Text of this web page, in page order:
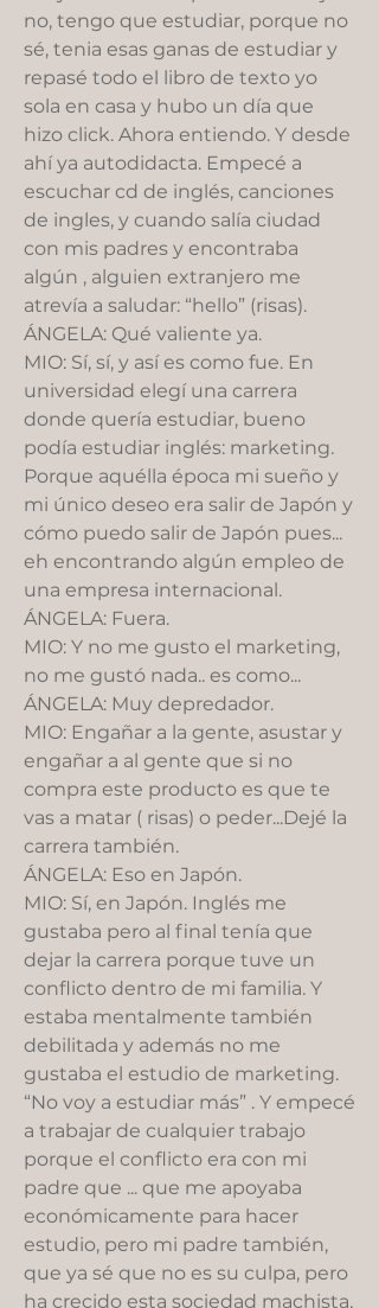
no, tengo que estudiar, porque no
sé, tenia esas ganas de estudiar y
repasé todo el libro de texto yo
sola en casa y hubo un día que
hizo click. Ahora entiendo. Y desde
ahí ya autodidacta. Empecé a
escuchar cd de inglés, canciones
de ingles, y cuando salía ciudad
con mis padres y encontraba
algún , alguien extranjero me
atrevía a saludar: “hello” (risas).
ÁNGELA: Qué valiente ya.
MIO: Sí, sí, y así es como fue. En
universidad elegí una carrera
donde quería estudiar, bueno
podía estudiar inglés: marketing.
Porque aquélla época mi sueño y
mi único deseo era salir de Japón y
cómo puedo salir de Japón pues...
eh encontrando algún empleo de
una empresa internacional.
ÁNGELA: Fuera.
MIO: Y no me gusto el marketing,
no me gustó nada.. es como...
ÁNGELA: Muy depredador.
MIO: Engañar a la gente, asustar y
engañar a al gente que si no
compra este producto es que te
vas a matar ( risas) o peder...Dejé la
carrera también.
ÁNGELA: Eso en Japón.
MIO: Sí, en Japón. Inglés me
gustaba pero al final tenía que
dejar la carrera porque tuve un
conflicto dentro de mi familia. Y
estaba mentalmente también
debilitada y además no me
gustaba el estudio de marketing.
“No voy a estudiar más” . Y empecé
a trabajar de cualquier trabajo
porque el conflicto era con mi
padre que ... que me apoyaba
económicamente para hacer
estudio, pero mi padre también,
que ya sé que no es su culpa, pero
ha crecido esta sociedad machista,